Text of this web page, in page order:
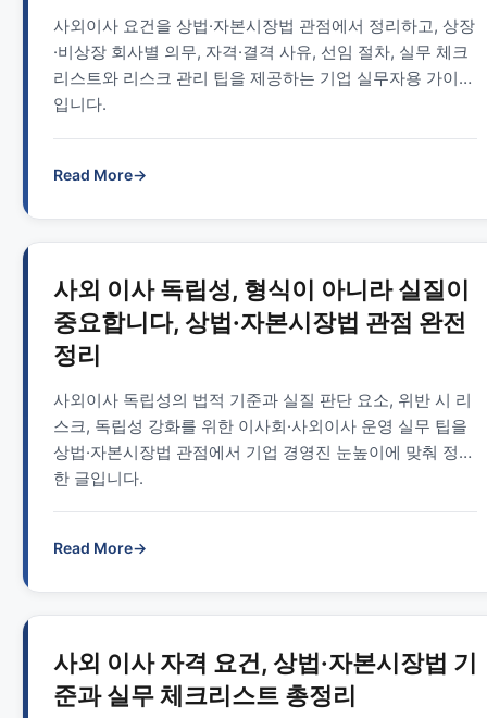
사외이사 요건을 상법·자본시장법 관점에서 정리하고, 상장
·비상장 회사별 의무, 자격·결격 사유, 선임 절차, 실무 체크
리스트와 리스크 관리 팁을 제공하는 기업 실무자용 가이드
입니다.
Read More→
사외 이사 독립성, 형식이 아니라 실질이
중요합니다, 상법·자본시장법 관점 완전
정리
사외이사 독립성의 법적 기준과 실질 판단 요소, 위반 시 리
스크, 독립성 강화를 위한 이사회·사외이사 운영 실무 팁을
상법·자본시장법 관점에서 기업 경영진 눈높이에 맞춰 정리
한 글입니다.
Read More→
사외 이사 자격 요건, 상법·자본시장법 기
준과 실무 체크리스트 총정리